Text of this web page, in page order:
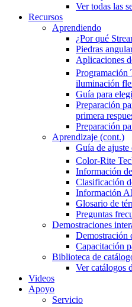
Ver todas las
Recursos
Aprendiendo
¿Por qué
Piedras
Aplicaciones
iluminación
Guía para
Preparación
primera
Preparación
Aprendizaje (cont.)
Guía de
Color-Rite
Información
Clasificación
Información
Glosario de
Preguntas
Demostraciones
Demostración
Capacitación
Biblioteca de
Ver catálogos
Videos
Apoyo
Servicio